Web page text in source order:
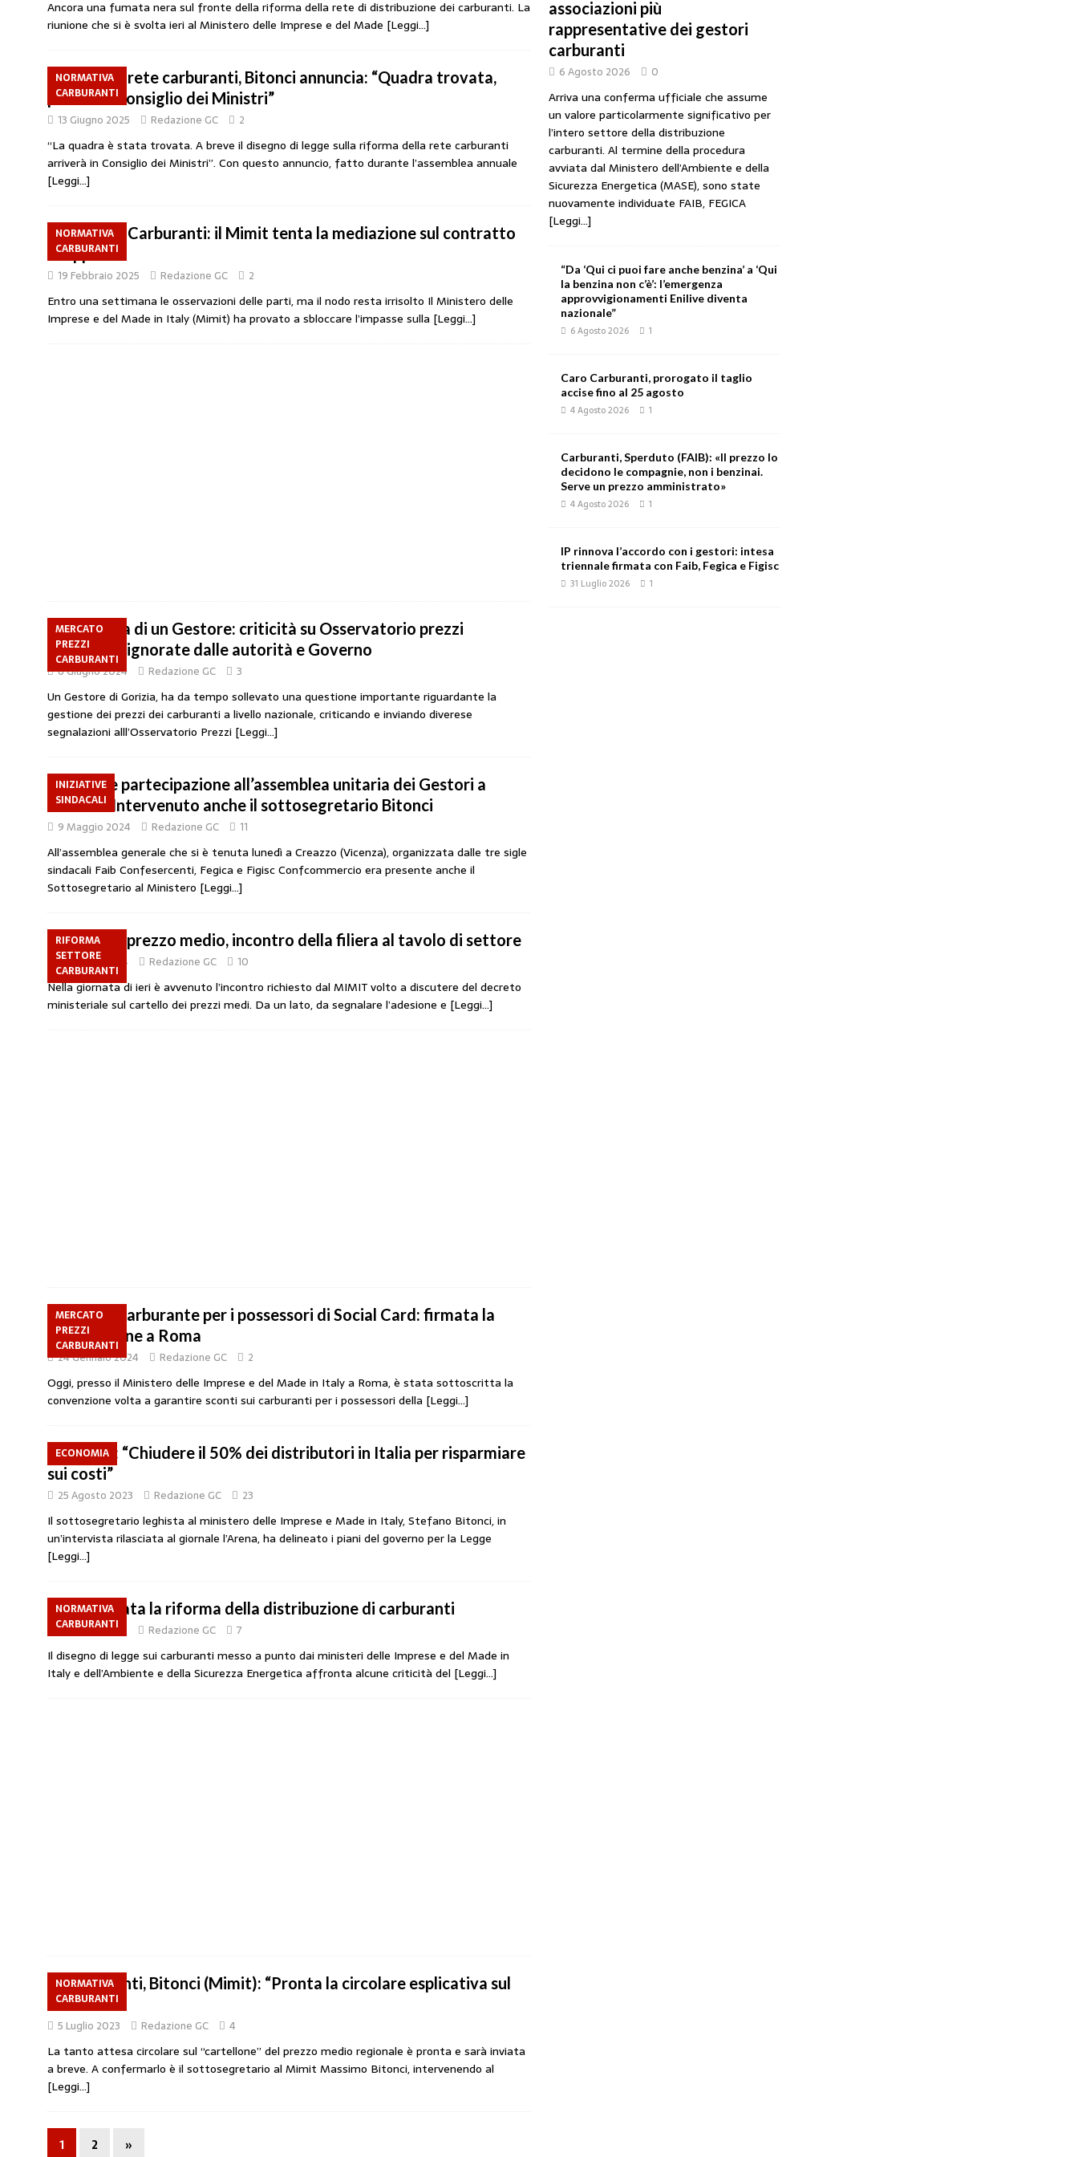
[ 4 Agosto 2026 ] Caro Carburanti, prorogato il taglio accise fino al 25 agosto
MERCATO PREZZI CARBURANTI
Carburanti, Sperduto (FAIB): «Il prezzo lo decidono le compagnie, non i benzinai. Serve un prezzo
amministrato»
MERCATO PREZZI CARBURANTI
[ 31 Luglio 2026 ] IP rinnova l’accordo con i gestori: intesa triennale firmata con Faib, Fegica e Figisc
COMUNICATI
STAMPA
[ 30 Luglio 2026 ] Carburanti, i sindacati al Mimit: “I gestori non decidono i prezzi. Basta scaricare su di loro le
Taglio delle accise, il prezzo è libero: i controlli non diventino una presunzione di colpevolezza
MERCATO PREZZI CARBURANTI
Ancora una fumata nera sul fronte della riforma della rete di distribuzione dei carburanti. La
riunione che si è svolta ieri al Ministero delle Imprese e del Made [Leggi…]
NORMATIVA
CARBURANTI
Riforma rete carburanti, Bitonci annuncia: “Quadra trovata,
presto in Consiglio dei Ministri”
13 Giugno 2025 Redazione GC 2
“La quadra è stata trovata. A breve il disegno di legge sulla riforma della rete carburanti
arriverà in Consiglio dei Ministri”. Con questo annuncio, fatto durante l’assemblea annuale
[Leggi…]
NORMATIVA
CARBURANTI
Riforma Carburanti: il Mimit tenta la mediazione sul contratto
di appalto
19 Febbraio 2025 Redazione GC 2
Entro una settimana le osservazioni delle parti, ma il nodo resta irrisolto Il Ministero delle
Imprese e del Made in Italy (Mimit) ha provato a sbloccare l’impasse sulla [Leggi…]
MERCATO
PREZZI
CARBURANTI
Denuncia di un Gestore: criticità su Osservatorio prezzi
carburanti ignorate dalle autorità e Governo
6 Giugno 2024 Redazione GC 3
Un Gestore di Gorizia, ha da tempo sollevato una questione importante riguardante la
gestione dei prezzi dei carburanti a livello nazionale, criticando e inviando diverese
segnalazioni alll’Osservatorio Prezzi [Leggi…]
INIZIATIVE
SINDACALI
Grande partecipazione all’assemblea unitaria dei Gestori a
Vicenza. Intervenuto anche il sottosegretario Bitonci
9 Maggio 2024 Redazione GC 11
All’assemblea generale che si è tenuta lunedì a Creazzo (Vicenza), organizzata dalle tre sigle
sindacali Faib Confesercenti, Fegica e Figisc Confcommercio era presente anche il
Sottosegretario al Ministero [Leggi…]
RIFORMA
SETTORE
CARBURANTI
Cartello prezzo medio, incontro della filiera al tavolo di settore
21 Marzo 2024 Redazione GC 10
Nella giornata di ieri è avvenuto l’incontro richiesto dal MIMIT volto a discutere del decreto
ministeriale sul cartello dei prezzi medi. Da un lato, da segnalare l’adesione e [Leggi…]
MERCATO
PREZZI
CARBURANTI
Sconto carburante per i possessori di Social Card: firmata la
Convenzione a Roma
24 Gennaio 2024 Redazione GC 2
Oggi, presso il Ministero delle Imprese e del Made in Italy a Roma, è stata sottoscritta la
convenzione volta a garantire sconti sui carburanti per i possessori della [Leggi…]
ECONOMIA
Bitonci: “Chiudere il 50% dei distributori in Italia per risparmiare
sui costi”
25 Agosto 2023 Redazione GC 23
Il sottosegretario leghista al ministero delle Imprese e Made in Italy, Stefano Bitonci, in
un’intervista rilasciata al giornale l’Arena, ha delineato i piani del governo per la Legge
[Leggi…]
NORMATIVA
CARBURANTI
Presentata la riforma della distribuzione di carburanti
2 Agosto 2023 Redazione GC 7
Il disegno di legge sui carburanti messo a punto dai ministeri delle Imprese e del Made in
Italy e dell’Ambiente e della Sicurezza Energetica affronta alcune criticità del [Leggi…]
NORMATIVA
CARBURANTI
Carburanti, Bitonci (Mimit): “Pronta la circolare esplicativa sul
cartello”
5 Luglio 2023 Redazione GC 4
La tanto attesa circolare sul “cartellone” del prezzo medio regionale è pronta e sarà inviata
a breve. A confermarlo è il sottosegretario al Mimit Massimo Bitonci, intervenendo al
[Leggi…]
1 2 »
associazioni più
rappresentative dei gestori
carburanti
6 Agosto 2026 0
Arriva una conferma ufficiale che assume
un valore particolarmente significativo per
l’intero settore della distribuzione
carburanti. Al termine della procedura
avviata dal Ministero dell’Ambiente e della
Sicurezza Energetica (MASE), sono state
nuovamente individuate FAIB, FEGICA
[Leggi...]
“Da ‘Qui ci puoi fare anche benzina’ a ‘Qui
la benzina non c’è’: l’emergenza
approvvigionamenti Enilive diventa
nazionale”
6 Agosto 2026 1
Caro Carburanti, prorogato il taglio
accise fino al 25 agosto
4 Agosto 2026 1
Carburanti, Sperduto (FAIB): «Il prezzo lo
decidono le compagnie, non i benzinai.
Serve un prezzo amministrato»
4 Agosto 2026 1
IP rinnova l’accordo con i gestori: intesa
triennale firmata con Faib, Fegica e Figisc
31 Luglio 2026 1